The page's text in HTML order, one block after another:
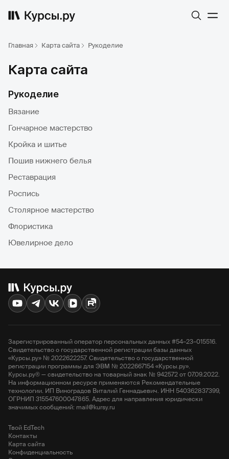
Главная Карта сайта Рукоделие
Карта сайта
Рукоделие
Вязание
Гончарное мастерство
Кройка и шитье
Пошив нижнего белья
Реставрация
Роспись
Столярное мастерство
Флористика
Ювелирное дело
Зарегистрированный оператор персональных данных #54–23–015516.
Свидетельство о государственной регистрации базы данных
«Курсы.ру» № 2022622257. Свидетельство о государственной
регистрации программы для ЭВМ № 2022667154 «Курсы.ру».
Курсы.ру® — свидетельство на товарный знак № 942572 от 07.09.2022.
На информационном ресурсе применяются Рекомендательные
технологии. ИП Виноградов Виталий Геннадьевич. ИНН 540362837399,
ОГРНИП 315547600047865. Адрес для направления юридически
значимых сообщений: mail@kursy.ru
Твой EdTech
Контакты
Карта сайта
Конфиденциальность